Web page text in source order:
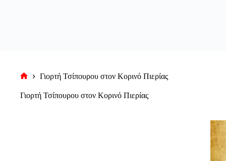
σελίδα
Γιορτή Τσίπουρου στον Κορινό Πιερίας
Γιορτή Τσίπουρου στον Κορινό Πιερίας